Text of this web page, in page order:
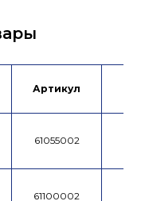
Артикул
61055002
61100002